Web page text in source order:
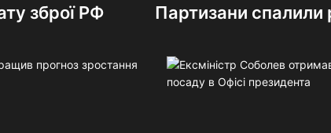
зброї РФ Партизани спалили